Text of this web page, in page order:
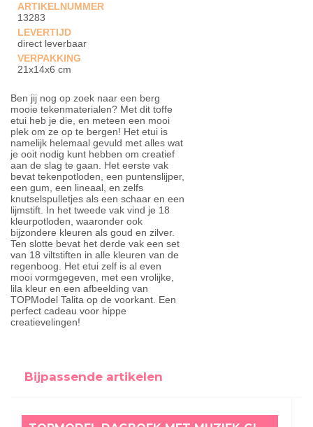
ARTIKELNUMMER
13283
LEVERTIJD
direct leverbaar
VERPAKKING
21x14x6 cm
Ben jij nog op zoek naar een berg
mooie tekenmaterialen? Met dit toffe
etui heb je die, en meteen een mooi
plek om ze op te bergen! Het etui is
namelijk helemaal gevuld met alles wat
je ooit nodig kunt hebben om creatief
aan de slag te gaan. Het eerste vak
bevat tekenpotloden, een puntenslijper,
een gum, een lineaal, en zelfs
knutselspulletjes als een schaar en een
lijmstift. In het tweede vak vind je 18
kleurpotloden, waaronder ook
bijzondere kleuren als goud en zilver.
Ten slotte bevat het derde vak een set
van 18 viltstiften in alle kleuren van de
regenboog. Het etui zelf is al even
mooi vormgegeven, met een vrolijke,
lila kleur en een afbeelding van
TOPModel Talita op de voorkant. Een
perfect cadeau voor hippe
creatievelingen!
Bijpassende artikelen